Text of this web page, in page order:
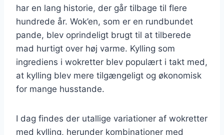
har en lang historie, der går tilbage til flere
hundrede år. Wok’en, som er en rundbundet
pande, blev oprindeligt brugt til at tilberede
mad hurtigt over høj varme. Kylling som
ingrediens i wokretter blev populært i takt med,
at kylling blev mere tilgængeligt og økonomisk
for mange husstande.
I dag findes der utallige variationer af wokretter
med kylling, herunder kombinationer med